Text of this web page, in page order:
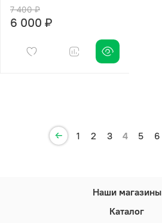
7 400 ₽
6 000 ₽
1 2 3 4 5 6
Наши магазины
Каталог